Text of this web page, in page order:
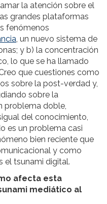
la atención sobre el
grandes plataformas
fenómenos
, un nuevo sistema de
y b) la concentración
lo que se ha llamado
que cuestiones como
sobre la post-verdad y,
sobre la
problema doble,
del conocimiento,
es un problema casi
bien reciente que
y como
el tsunami digital.
afecta esta
mediático al